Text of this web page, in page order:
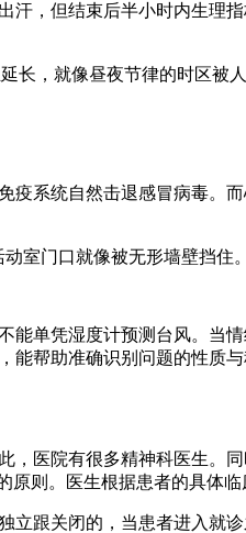
，但结束后半小时内生理
，就像昼夜节律的时区被
系统自然击退感冒病毒。
门口就像被无形墙壁挡住
单凭湿度计预测台风。当
帮助准确识别问题的性质
，医院有很多精神科医生。
原则。医生根据患者的具体
关闭的，当患者进入就